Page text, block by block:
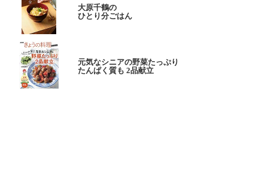
大原千鶴の
ひとり分ごはん
元気なシニアの野菜たっぷり
たんぱく質も 2品献立